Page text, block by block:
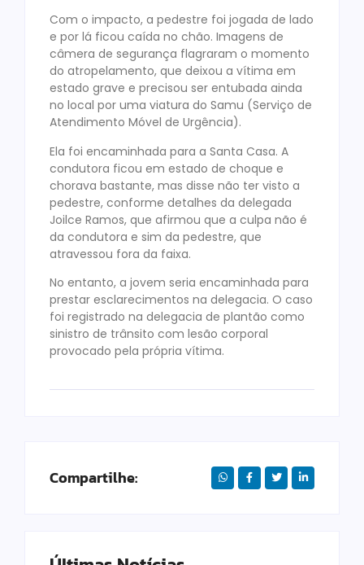
Com o impacto, a pedestre foi jogada de lado
e por lá ficou caída no chão. Imagens de
câmera de segurança flagraram o momento
do atropelamento, que deixou a vítima em
estado grave e precisou ser entubada ainda
no local por uma viatura do Samu (Serviço de
Atendimento Móvel de Urgência).
Ela foi encaminhada para a Santa Casa. A
condutora ficou em estado de choque e
chorava bastante, mas disse não ter visto a
pedestre, conforme detalhes da delegada
Joilce Ramos, que afirmou que a culpa não é
da condutora e sim da pedestre, que
atravessou fora da faixa.
No entanto, a jovem seria encaminhada para
prestar esclarecimentos na delegacia. O caso
foi registrado na delegacia de plantão como
sinistro de trânsito com lesão corporal
provocado pela própria vítima.
Compartilhe: